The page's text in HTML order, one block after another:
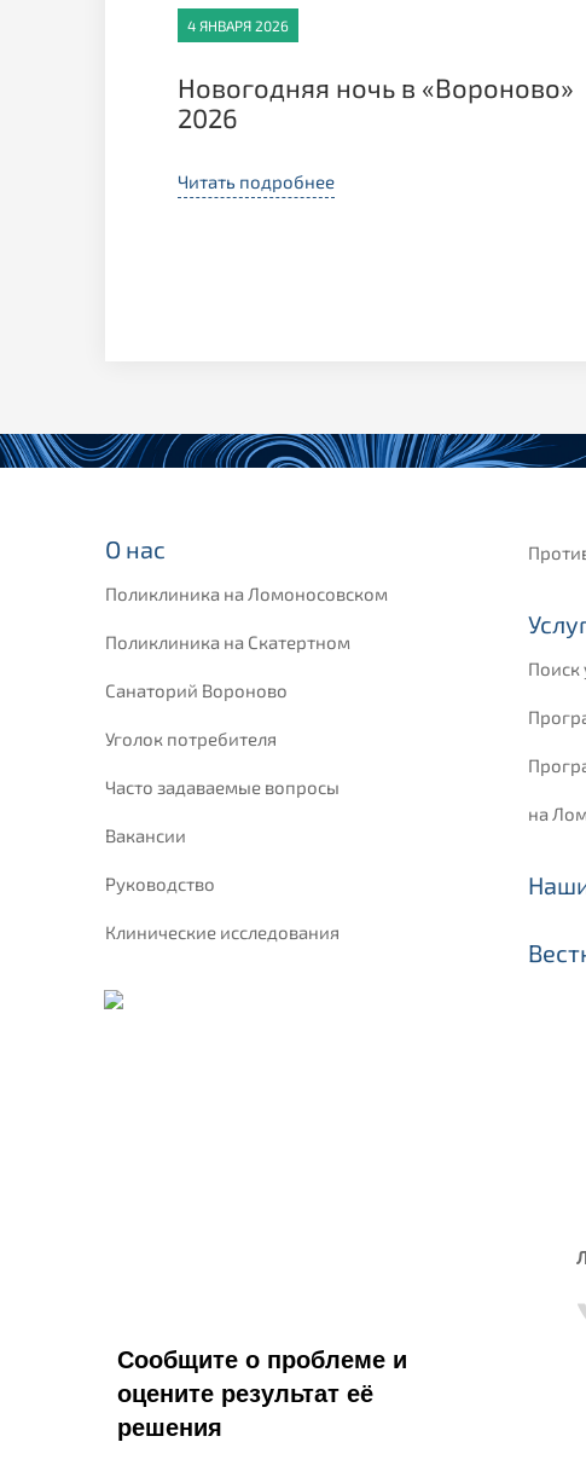
4 ЯНВАРЯ 2026
Новогодняя ночь в «Вороново»
2026
Читать подробнее
О нас
Поликлиника на Ломоносовском
Поликлиника на Скатертном
Санаторий Вороново
Уголок потребителя
Часто задаваемые вопросы
Вакансии
Руководство
Клинические исследования
Поиск
на
Сообщите о проблеме и
оцените результат её
решения